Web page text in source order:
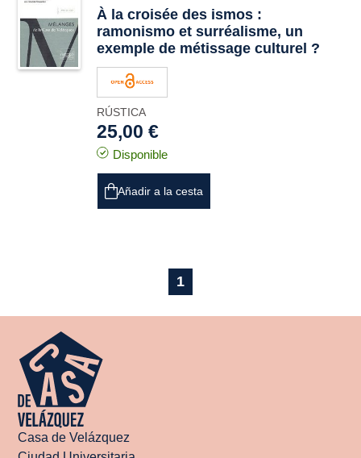
À la croisée des ismos :
ramonismo et surréalisme, un
exemple de métissage culturel ?
RÚSTICA
25,00 €
Disponible
Añadir a la cesta
1
Casa de Velázquez